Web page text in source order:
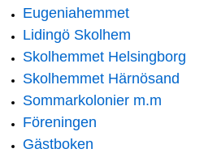
Eugeniahemmet
Lidingö Skolhem
Skolhemmet Helsingborg
Skolhemmet Härnösand
Sommarkolonier m.m
Föreningen
Gästboken